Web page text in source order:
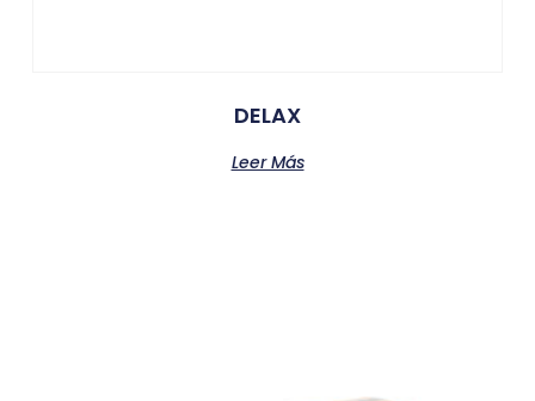
DELAX
Leer Más